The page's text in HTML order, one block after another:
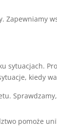
Zapewniamy
sytuacjach.
kiedy
pomoże